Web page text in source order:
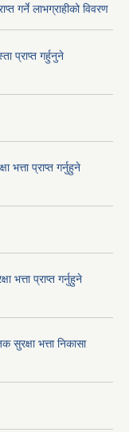
गर्ने लाभग्राहीको विवरण
प्राप्त गर्हुनुने
प्राप्त गर्नुहुने
भत्ता प्राप्त गर्नुहुने
सुरक्षा भत्ता निकासा